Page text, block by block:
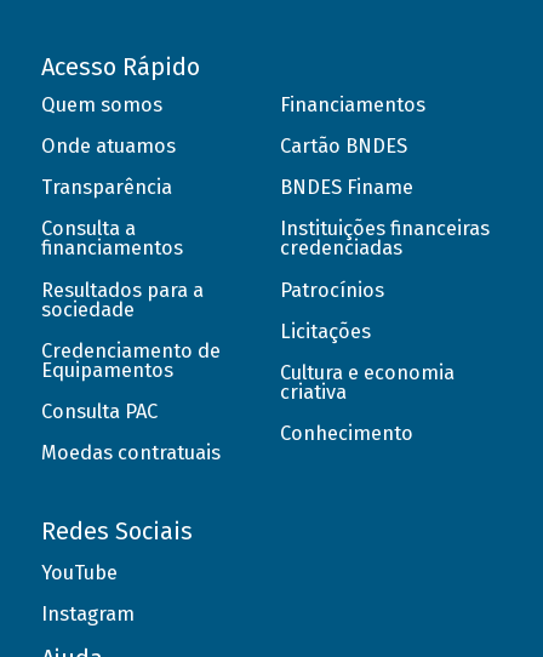
Acesso Rápido
Quem somos
Onde atuamos
Transparência
Consulta a
financiamentos
Resultados para a
sociedade
Credenciamento de
Equipamentos
Consulta PAC
Moedas contratuais
Financiamentos
Cartão BNDES
BNDES Finame
Instituições financeiras
credenciadas
Patrocínios
Licitações
Cultura e economia
criativa
Conhecimento
Redes Sociais
YouTube
Instagram